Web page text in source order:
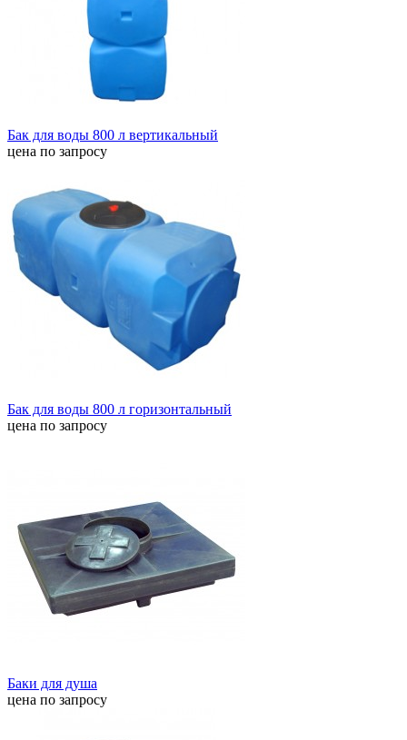
Бак для воды 800 л вертикальный
цена по запросу
Бак для воды 800 л горизонтальный
цена по запросу
Баки для душа
цена по запросу